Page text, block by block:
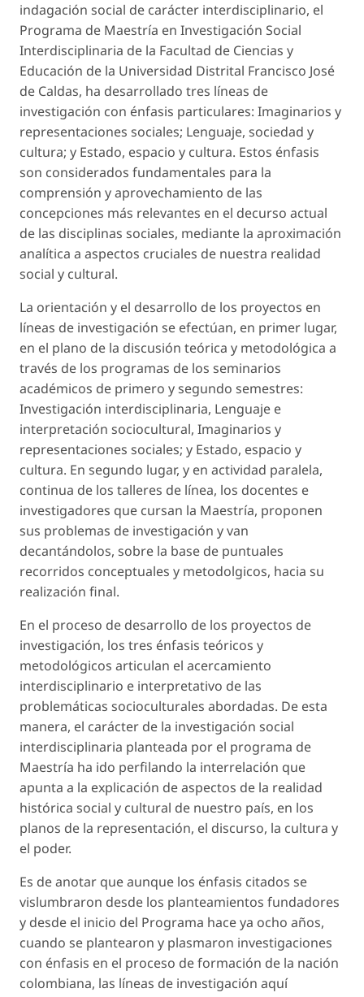
indagación social de carácter interdisciplinario, el
Programa de Maestría en Investigación Social
Interdisciplinaria de la Facultad de Ciencias y
Educación de la Universidad Distrital Francisco José
de Caldas, ha desarrollado tres líneas de
investigación con énfasis particulares: Imaginarios y
representaciones sociales; Lenguaje, sociedad y
cultura; y Estado, espacio y cultura. Estos énfasis
son considerados fundamentales para la
comprensión y aprovechamiento de las
concepciones más relevantes en el decurso actual
de las disciplinas sociales, mediante la aproximación
analítica a aspectos cruciales de nuestra realidad
social y cultural.
La orientación y el desarrollo de los proyectos en
líneas de investigación se efectúan, en primer lugar,
en el plano de la discusión teórica y metodológica a
través de los programas de los seminarios
académicos de primero y segundo semestres:
Investigación interdisciplinaria, Lenguaje e
interpretación sociocultural, Imaginarios y
representaciones sociales; y Estado, espacio y
cultura. En segundo lugar, y en actividad paralela,
continua de los talleres de línea, los docentes e
investigadores que cursan la Maestría, proponen
sus problemas de investigación y van
decantándolos, sobre la base de puntuales
recorridos conceptuales y metodolgicos, hacia su
realización final.
En el proceso de desarrollo de los proyectos de
investigación, los tres énfasis teóricos y
metodológicos articulan el acercamiento
interdisciplinario e interpretativo de las
problemáticas socioculturales abordadas. De esta
manera, el carácter de la investigación social
interdisciplinaria planteada por el programa de
Maestría ha ido perfilando la interrelación que
apunta a la explicación de aspectos de la realidad
histórica social y cultural de nuestro país, en los
planos de la representación, el discurso, la cultura y
el poder.
Es de anotar que aunque los énfasis citados se
vislumbraron desde los planteamientos fundadores
y desde el inicio del Programa hace ya ocho años,
cuando se plantearon y plasmaron investigaciones
con énfasis en el proceso de formación de la nación
colombiana, las líneas de investigación aquí